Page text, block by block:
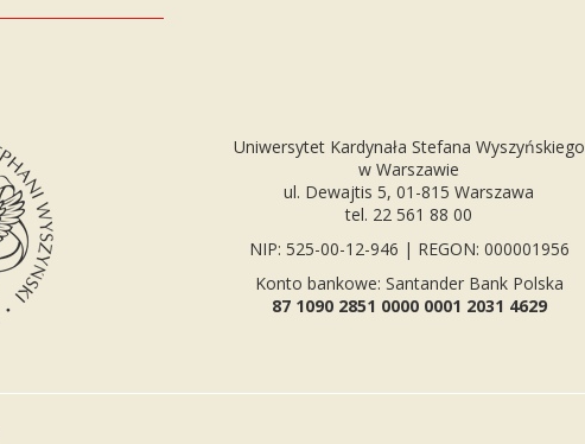
Uniwersytet Kardynała Stefana Wyszyńskiego
w Warszawie
ul. Dewajtis 5, 01-815 Warszawa
tel. 22 561 88 00
NIP: 525-00-12-946 | REGON: 000001956
Konto bankowe: Santander Bank Polska
87 1090 2851 0000 0001 2031 4629